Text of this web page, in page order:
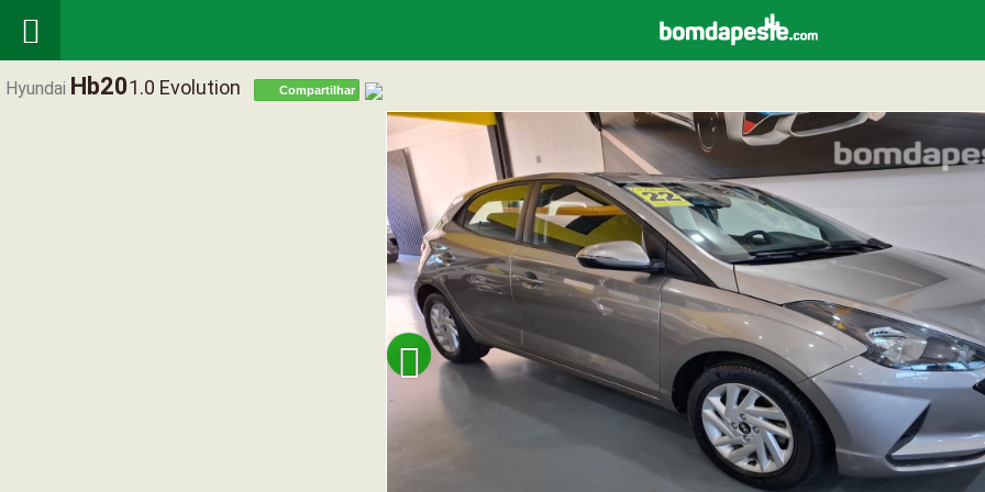

Hyundai Hb201.0 Evolution Compartilhar
